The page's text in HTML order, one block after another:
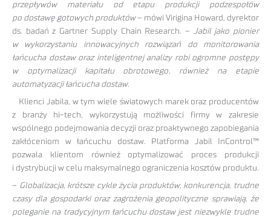
przepływów materiału od etapu produkcji podzespołów
po dostawę gotowych produktów– mówi Virigina Howard, dyrektor
ds. badań z Gartner Supply Chain Research. – Jabil jako pionier
w wykorzystaniu innowacyjnych rozwiązań do monitorowania
łańcucha dostaw oraz inteligentnej analizy robi ogromne postępy
w optymalizacji kapitału obrotowego, również na etapie
automatyzacji łańcucha dostaw.
Klienci Jabila, w tym wiele światowych marek oraz producentów
z branży hi-tech, wykorzystują możliwości firmy w zakresie
wspólnego podejmowania decyzji oraz proaktywnego zapobiegania
zakłóceniom w łańcuchu dostaw. Platforma Jabil InControl™
pozwala klientom również optymalizować proces produkcji
i dystrybucji w celu maksymalnego ograniczenia kosztów produktu.
– Globalizacja, krótsze cykle życia produktów, konkurencja, trudne
czasy dla gospodarki oraz zagrożenia geopolityczne sprawiają, że
poleganie na tradycyjnym łańcuchu dostaw jest niezwykle trudne